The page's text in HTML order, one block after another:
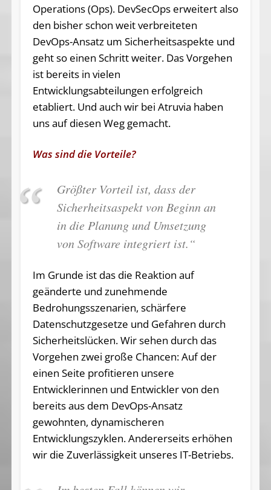
Operations (Ops). DevSecOps erweitert also
den bisher schon weit verbreiteten
DevOps-Ansatz um Sicherheitsaspekte und
geht so einen Schritt weiter. Das Vorgehen
ist bereits in vielen
Entwicklungsabteilungen erfolgreich
etabliert. Und auch wir bei Atruvia haben
uns auf diesen Weg gemacht.
Was sind die Vorteile?
Größter Vorteil ist, dass der
Sicherheitsaspekt von Beginn an
in die Planung und Umsetzung
von Software integriert ist.“
Im Grunde ist das die Reaktion auf
geänderte und zunehmende
Bedrohungsszenarien, schärfere
Datenschutzgesetze und Gefahren durch
Sicherheitslücken. Wir sehen durch das
Vorgehen zwei große Chancen: Auf der
einen Seite profitieren unsere
Entwicklerinnen und Entwickler von den
bereits aus dem DevOps-Ansatz
gewohnten, dynamischeren
Entwicklungszyklen. Andererseits erhöhen
wir die Zuverlässigkeit unseres IT-Betriebs.